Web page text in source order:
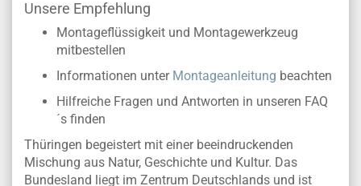
Unsere Empfehlung
Montageflüssigkeit und Montagewerkzeug
mitbestellen
Informationen unter Montageanleitung beachten
Hilfreiche Fragen und Antworten in unseren FAQ
´s finden
Thüringen begeistert mit einer beeindruckenden
Mischung aus Natur, Geschichte und Kultur. Das
Bundesland liegt im Zentrum Deutschlands und ist